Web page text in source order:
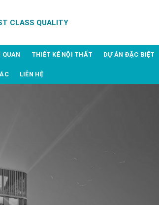
CLASS QUALITY
THIẾT KẾ NỘI THẤT DỰ ÁN ĐẶC BIỆT
LIÊN HỆ